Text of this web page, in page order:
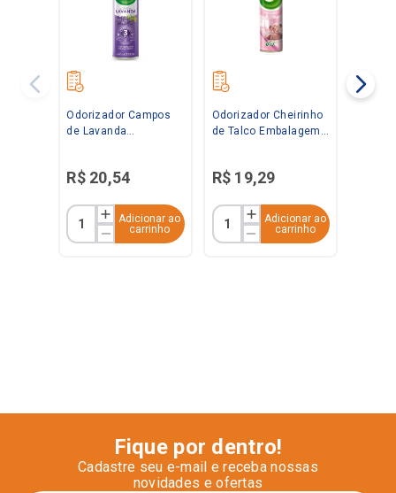
Odorizador Campos
de Lavanda
Bom Ar
R$ 20,54
Adicionar ao
carrinho
Odorizador Cheirinho
de Talco Embalagem
R$ 19,29
Adicionar ao
carrinho
Fique por dentro!
Cadastre seu e-mail e receba nossas
novidades e ofertas